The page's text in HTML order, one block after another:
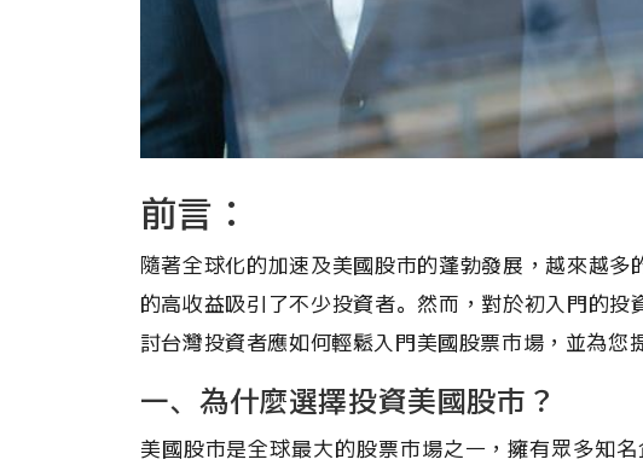
前言：
隨著全球化的加速及美國股市的蓬勃發展，越來越
的高收益吸引了不少投資者。然而，對於初入門的
討台灣投資者應如何輕鬆入門美國股票市場，並為您
一、為什麼選擇投資美國股市？
美國股市是全球最大的股票市場之一，擁有眾多知